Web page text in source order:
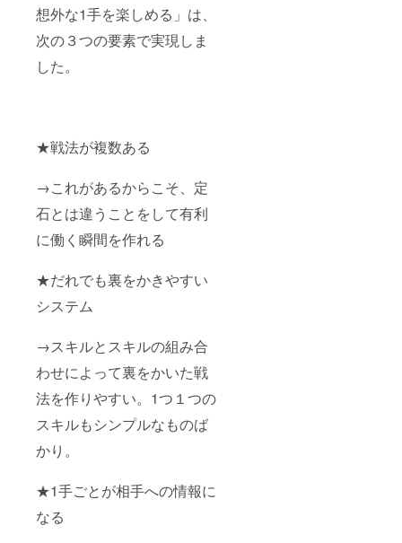
想外な1手を楽しめる」は、
次の３つの要素で実現しま
した。
★戦法が複数ある
→これがあるからこそ、定
石とは違うことをして有利
に働く瞬間を作れる
★だれでも裏をかきやすい
システム
→スキルとスキルの組み合
わせによって裏をかいた戦
法を作りやすい。1つ１つの
スキルもシンプルなものば
かり。
★1手ごとが相手への情報に
なる